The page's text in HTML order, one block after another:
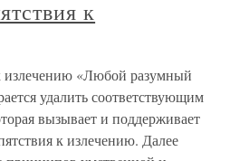
к
излечению «Любой разумный
удалить соответствующим
вызывает и поддерживает
к излечению. Далее